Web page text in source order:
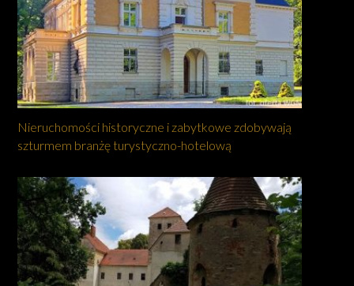
Nieruchomości historyczne i zabytkowe zdobywają
szturmem branżę turystyczno-hotelową